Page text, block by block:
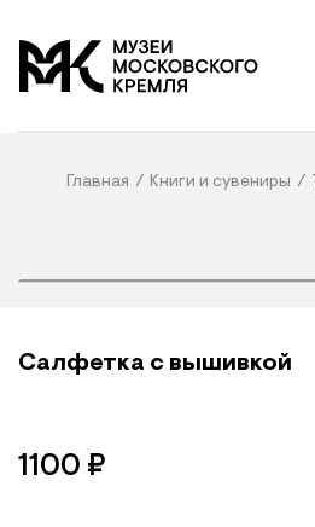
На главную
Главная / Книги и сувениры /
Салфетка с вышивкой
1100 ₽